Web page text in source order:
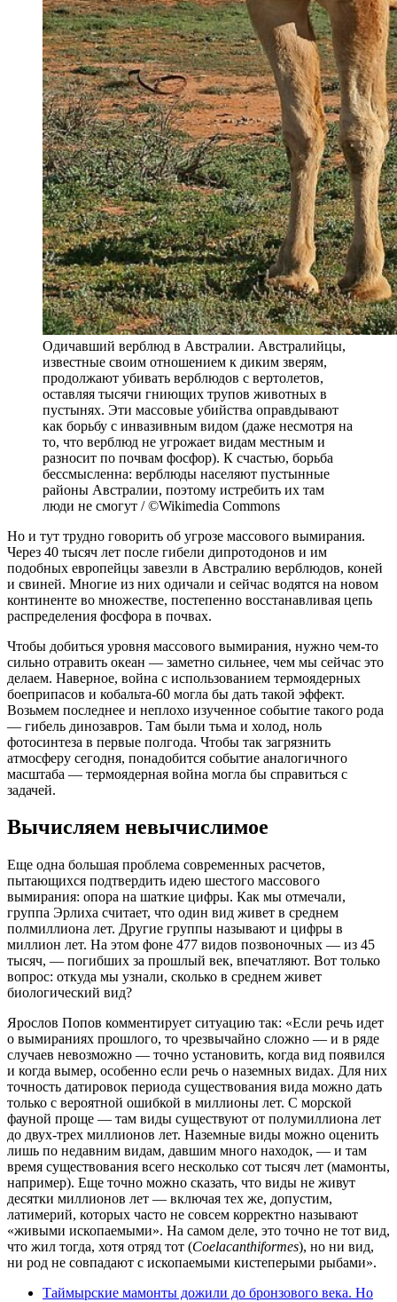
Одичавший верблюд в Австралии. Австралийцы,
известные своим отношением к диким зверям,
продолжают убивать верблюдов с вертолетов,
оставляя тысячи гниющих трупов животных в
пустынях. Эти массовые убийства оправдывают
как борьбу с инвазивным видом (даже несмотря на
то, что верблюд не угрожает видам местным и
разносит по почвам фосфор). К счастью, борьба
бессмысленна: верблюды населяют пустынные
районы Австралии, поэтому истребить их там
люди не смогут / ©Wikimedia Commons
Но и тут трудно говорить об угрозе массового вымирания.
Через 40 тысяч лет после гибели дипротодонов и им
подобных европейцы завезли в Австралию верблюдов, коней
и свиней. Многие из них одичали и сейчас водятся на новом
континенте во множестве, постепенно восстанавливая цепь
распределения фосфора в почвах.
Чтобы добиться уровня массового вымирания, нужно чем-то
сильно отравить океан — заметно сильнее, чем мы сейчас это
делаем. Наверное, война с использованием термоядерных
боеприпасов и кобальта-60 могла бы дать такой эффект.
Возьмем последнее и неплохо изученное событие такого рода
— гибель динозавров. Там были тьма и холод, ноль
фотосинтеза в первые полгода. Чтобы так загрязнить
атмосферу сегодня, понадобится событие аналогичного
масштаба — термоядерная война могла бы справиться с
задачей.
Вычисляем невычислимое
Еще одна большая проблема современных расчетов,
пытающихся подтвердить идею шестого массового
вымирания: опора на шаткие цифры. Как мы отмечали,
группа Эрлиха считает, что один вид живет в среднем
полмиллиона лет. Другие группы называют и цифры в
миллион лет. На этом фоне 477 видов позвоночных — из 45
тысяч, — погибших за прошлый век, впечатляют. Вот только
вопрос: откуда мы узнали, сколько в среднем живет
биологический вид?
Ярослов Попов комментирует ситуацию так: «Если речь идет
о вымираниях прошлого, то чрезвычайно сложно — и в ряде
случаев невозможно — точно установить, когда вид появился
и когда вымер, особенно если речь о наземных видах. Для них
точность датировок периода существования вида можно дать
только с вероятной ошибкой в миллионы лет. С морской
фауной проще — там виды существуют от полумиллиона лет
до двух-трех миллионов лет. Наземные виды можно оценить
лишь по недавним видам, давшим много находок, — и там
время существования всего несколько сот тысяч лет (мамонты,
например). Еще точно можно сказать, что виды не живут
десятки миллионов лет — включая тех же, допустим,
латимерий, которых часто не совсем корректно называют
«живыми ископаемыми». На самом деле, это точно не тот вид,
что жил тогда, хотя отряд тот (Coelacanthiformes), но ни вид,
ни род не совпадают с ископаемыми кистеперыми рыбами».
Таймырские мамонты дожили до бронзового века. Но